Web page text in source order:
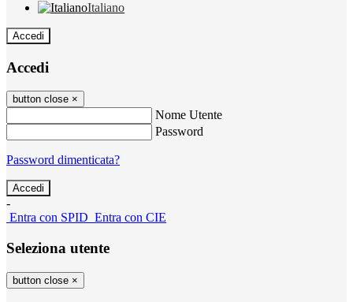
Italiano
Accedi
Accedi
button close ×
Nome Utente
Password
Password dimenticata?
-
Entra con SPID Entra con CIE
Seleziona utente
button close ×